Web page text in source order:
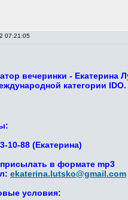
07:21:05
вечеринки -
категории
10-88 (Екатерина)
в формате mp3
ekaterina.lutsko@gmail.com
условия: